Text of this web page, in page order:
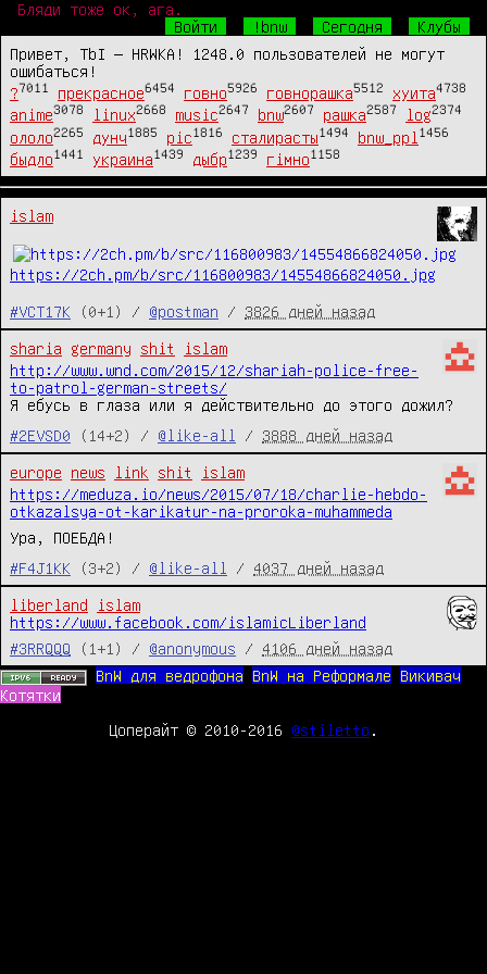
Бляди тоже ок, ага.
Войти
!bnw Сегодня
Клубы
Привет, TbI — HRWKA! 1248.0 пользователей не могут
ошибаться!
?7011 прекрасное6454 говно5926 говнорашка5512 хуита4738
anime3078 linux2668 music2647 bnw2607 рашка2587 log2374
ололо2265 дунч1885 pic1816 сталирасты1494 bnw_ppl 1456
быдло1441 украина1439 дыбр1239 гімно1158
islam
https://2ch.pm/b/src/116800983/14554866824050.jpg
#VCT17K (0+1) / @postman / 3826 дней назад
sharia germany shit
islam
http://www.wnd.com/2015/12/shariah-police-free-
to-patrol-german-streets/
Я ебусь в глаза или я действительно до этого дожил?
#2EVSD0
(14+2) / @like-all / 3888 дней назад
europe news link shit
islam
https://meduza.io/news/2015/07/18/charlie-hebdo-
otkazalsya-ot-karikatur-na-proroka-muhammeda
Ура, ПОЕБДА!
#F4J1KK
(3+2) / @like-all / 4037 дней назад
liberland
islam
https://www.facebook.com/islamicLiberland
#3RRQQQ
(1+1) / @anonymous / 4106 дней назад
BnW для ведрофона
BnW на Реформале
Викивач
Котятки
Цоперайт © 2010-2016 @stiletto